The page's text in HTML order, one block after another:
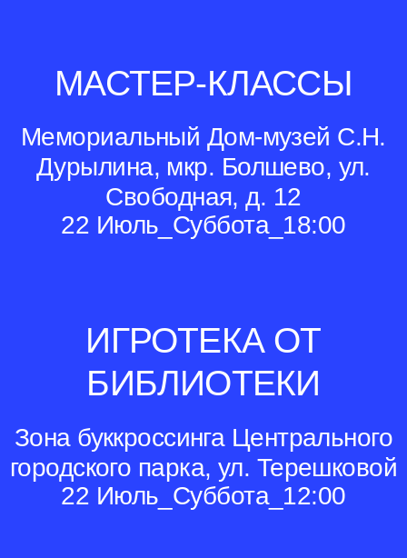
МАСТЕР-КЛАССЫ
Мемориальный Дом-музей С.Н.
Дурылина, мкр. Болшево, ул.
Свободная, д. 12
22 Июль_Суббота_18:00
ИГРОТЕКА ОТ
БИБЛИОТЕКИ
Зона буккроссинга Центрального
городского парка, ул. Терешковой
22 Июль_Суббота_12:00